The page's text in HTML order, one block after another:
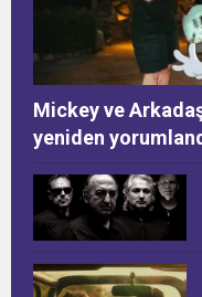
Mickey ve
yeniden